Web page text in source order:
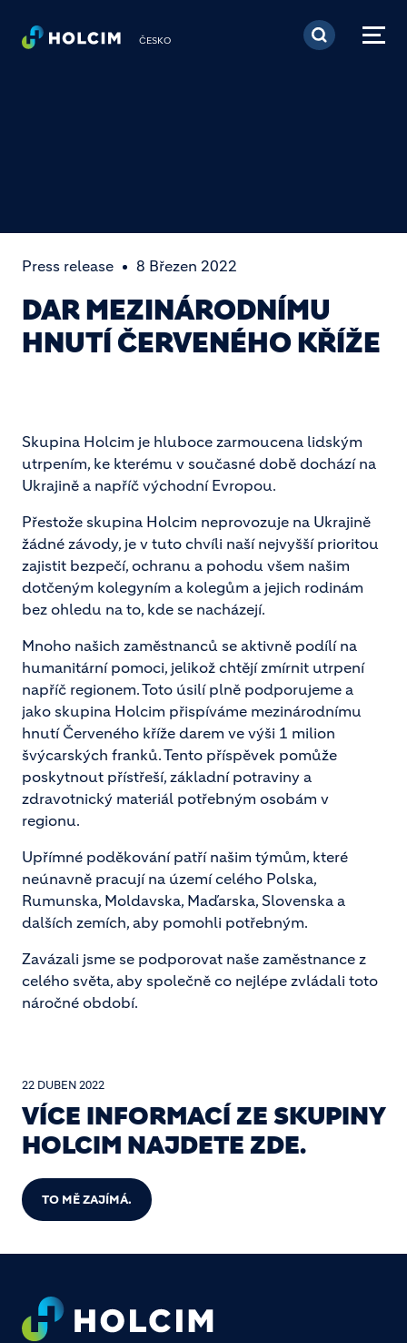
Přejít k hlavnímu
ČESKO
Press release 8 Březen 2022
DAR MEZINÁRODNÍMU
HNUTÍ ČERVENÉHO KŘÍŽE
Skupina Holcim je hluboce zarmoucena lidským
utrpením, ke kterému v současné době dochází na
Ukrajině a napříč východní Evropou.
Přestože skupina Holcim neprovozuje na Ukrajině
žádné závody, je v tuto chvíli naší nejvyšší prioritou
zajistit bezpečí, ochranu a pohodu všem našim
dotčeným kolegyním a kolegům a jejich rodinám
bez ohledu na to, kde se nacházejí.
Mnoho našich zaměstnanců se aktivně podílí na
humanitární pomoci, jelikož chtějí zmírnit utrpení
napříč regionem. Toto úsilí plně podporujeme a
jako skupina Holcim přispíváme mezinárodnímu
hnutí Červeného kříže darem ve výši 1 milion
švýcarských franků. Tento příspěvek pomůže
poskytnout přístřeší, základní potraviny a
zdravotnický materiál potřebným osobám v
regionu.
Upřímné poděkování patří našim týmům, které
neúnavně pracují na území celého Polska,
Rumunska, Moldavska, Maďarska, Slovenska a
dalších zemích, aby pomohli potřebným.
Zavázali jsme se podporovat naše zaměstnance z
celého světa, aby společně co nejlépe zvládali toto
náročné období.
22 DUBEN 2022
VÍCE INFORMACÍ ZE SKUPINY
HOLCIM NAJDETE ZDE.
TO MĚ ZAJÍMÁ.
Footer